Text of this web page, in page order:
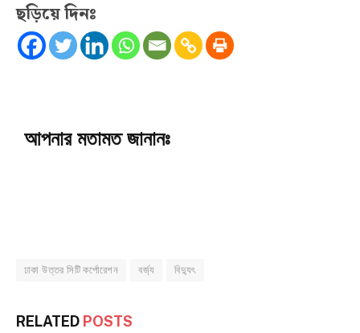
ছড়িয়ে দিনঃ
আপনার মতামত জানানঃ
ঢাকা উত্তর সিটি কর্পোরেশন বর্জ্য বিদ্যুৎ
RELATED POSTS